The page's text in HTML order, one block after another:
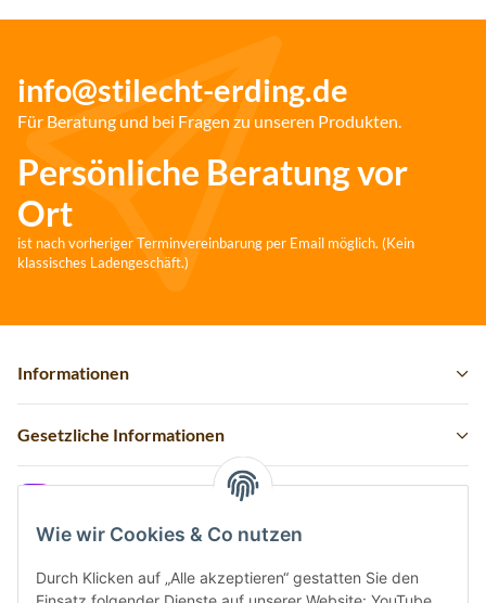
Wie wir Cookies & Co nutzen
Durch Klicken auf „Alle akzeptieren“ gestatten Sie den
info@stilecht-erding.de
Für Beratung und bei Fragen zu unseren Produkten.
Persönliche Beratung vor
Ort
ist nach vorheriger Terminvereinbarung per Email möglich. (Kein
klassisches Ladengeschäft.)
Informationen
Gesetzliche Informationen